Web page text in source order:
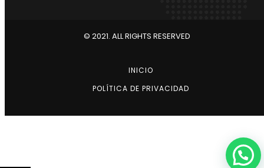
© 2021. ALL RIGHTS RESERVED
INICIO
POLÍTICA DE PRIVACIDAD